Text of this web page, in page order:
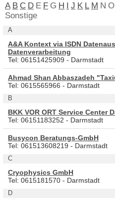
A B C D E F G H I J K L M N O
Sonstige
A
A&A Kontext via ISDN
Datenverarbeitung
Tel: 06151425909 - Darmstadt
Ahmad Shan Abbaszadeh
Tel: 0615565966 - Darmstadt
B
BKK VOR ORT Service Center
Tel: 06151183252 - Darmstadt
Busycon Beratungs-GmbH
Tel: 061513608219 - Darmstadt
C
Cryophysics GmbH
Tel: 0615181570 - Darmstadt
D